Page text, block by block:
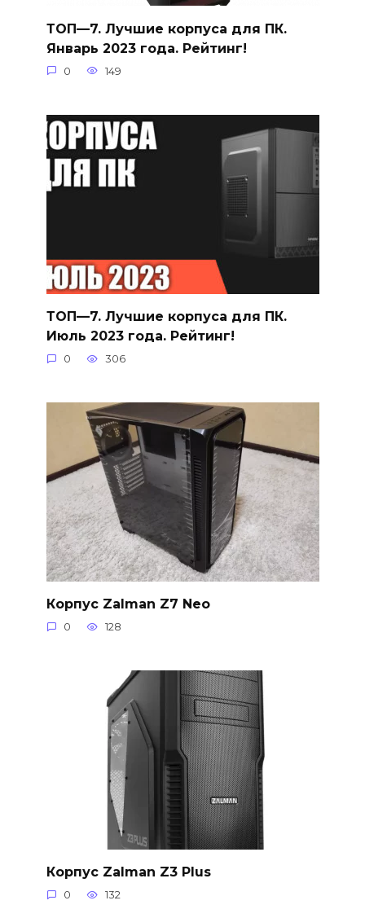
ТОП—7. Лучшие корпуса для ПК.
Январь 2023 года. Рейтинг!
0 149
ТОП—7. Лучшие корпуса для ПК.
Июль 2023 года. Рейтинг!
0 306
Корпус Zalman Z7 Neo
0 128
Корпус Zalman Z3 Plus
0 132